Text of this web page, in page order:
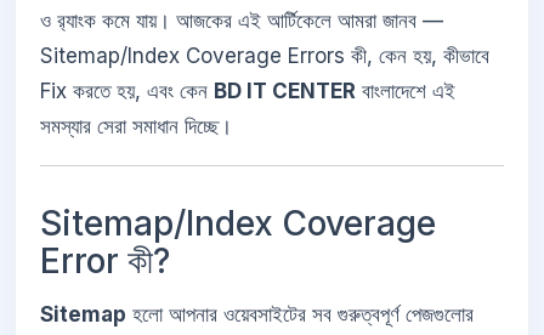
ও র‌্যাংক কমে যায়। আজকের এই আর্টিকেলে আমরা জানব —
Sitemap/Index Coverage Errors কী, কেন হয়, কীভাবে
Fix করতে হয়, এবং কেন BD IT CENTER বাংলাদেশে এই
সমস্যার সেরা সমাধান দিচ্ছে।
Sitemap/Index Coverage
Error কী?
Sitemap হলো আপনার ওয়েবসাইটের সব গুরুত্বপূর্ণ পেজগুলোর